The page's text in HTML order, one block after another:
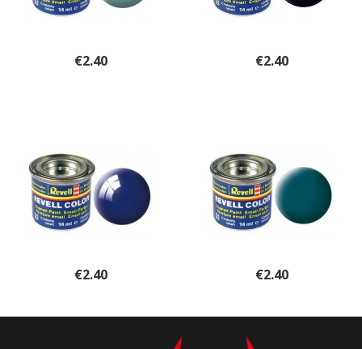
€2.40 €2.40
€2.40 €2.40